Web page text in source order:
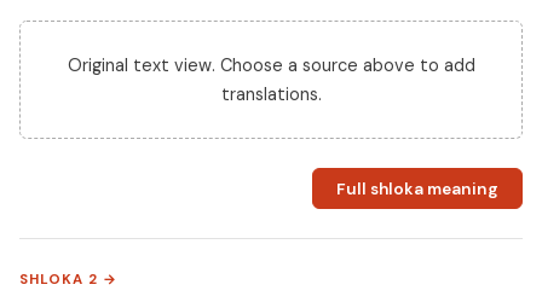
Original text view. Choose a source above to add
translations.
Full shloka meaning
SHLOKA 2 →